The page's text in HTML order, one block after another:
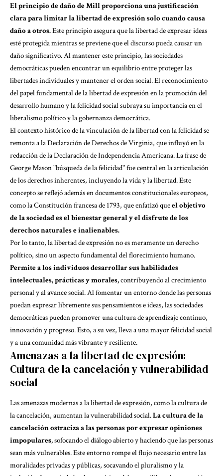
El principio de daño de Mill proporciona una justificación
clara para limitar la libertad de expresión solo cuando causa
daño a otros.Este principio asegura que la libertad de expresar ideas
esté protegida mientras se previene que el discurso pueda causar un
daño significativo. Al mantener este principio, las sociedades
democráticas pueden encontrar un equilibrio entre proteger las
libertades individuales y mantener el orden social. El reconocimiento
del papel fundamental de la libertad de expresión en la promoción del
desarrollo humano y la felicidad social subraya su importancia en el
liberalismo político y la gobernanza democrática.
El contexto histórico de la vinculación de la libertad con la felicidad se
remonta a la Declaración de Derechos de Virginia, que influyó en la
redacción de la Declaración de Independencia Americana. La frase de
George Mason "búsqueda de la felicidad" fue central en la articulación
de los derechos inherentes, incluyendo la vida y la libertad. Este
concepto se reflejó además en documentos constitucionales europeos,
como la Constitución francesa de 1793, que enfatizó queel objetivo
de la sociedad es el bienestar general y el disfrute de los
derechos naturales e inalienables.
Por lo tanto, la libertad de expresión no es meramente un derecho
político, sino un aspecto fundamental del florecimiento humano.
Permite a los individuos desarrollar sus habilidades
intelectuales, prácticas y morales,contribuyendo al crecimiento
personal y al avance social. Al fomentar un entorno donde las personas
puedan expresar libremente sus pensamientos e ideas, las sociedades
democráticas pueden promover una cultura de aprendizaje continuo,
innovación y progreso. Esto, a su vez, lleva a una mayor felicidad social
y a una comunidad más vibrante y resiliente.
Amenazas a la libertad de expresión:
Cultura de la cancelación y vulnerabilidad
social
Las amenazas modernas a la libertad de expresión, como la cultura de
la cancelación, aumentan la vulnerabilidad social.La cultura de la
cancelación ostraciza a las personas por expresar opiniones
impopulares,sofocando el diálogo abierto y haciendo que las personas
sean más vulnerables. Este entorno rompe el flujo necesario entre las
moralidades privadas y públicas, socavando el pluralismo y la